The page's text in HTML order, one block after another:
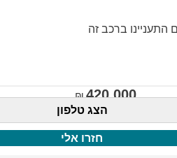
התעניינו ברכב זה
420,000
הצג טלפון
חזרו אלי